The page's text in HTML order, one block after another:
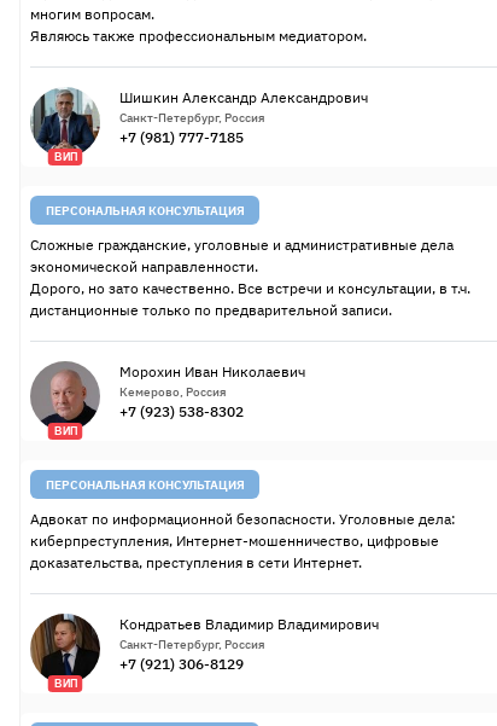
многим вопросам.
Являюсь также профессиональным медиатором.
ВИП
Шишкин Александр Александрович
Санкт-Петербург, Россия
+7 (981) 777-7185
ПЕРСОНАЛЬНАЯ КОНСУЛЬТАЦИЯ
Сложные гражданские, уголовные и административные дела
экономической направленности.
Дорого, но зато качественно. Все встречи и консультации, в т.ч.
дистанционные только по предварительной записи.
ВИП
Морохин Иван Николаевич
Кемерово, Россия
+7 (923) 538-8302
ПЕРСОНАЛЬНАЯ КОНСУЛЬТАЦИЯ
Адвокат по информационной безопасности. Уголовные дела:
киберпреступления, Интернет-мошенничество, цифровые
доказательства, преступления в сети Интернет.
ВИП
Кондратьев Владимир Владимирович
Санкт-Петербург, Россия
+7 (921) 306-8129